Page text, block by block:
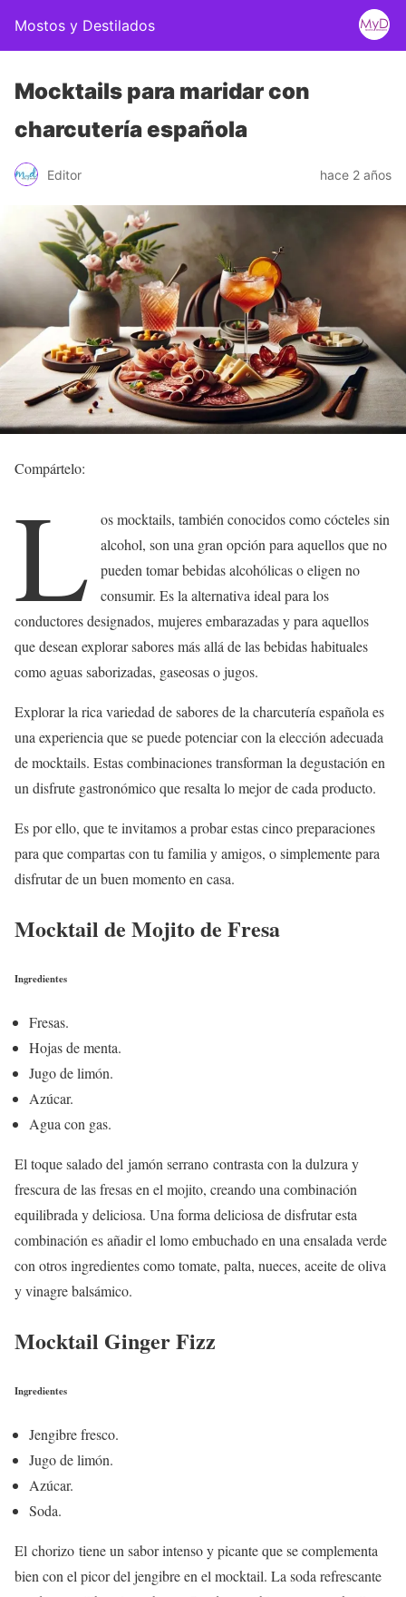
Mostos y Destilados
Mocktails para maridar con
charcutería española
Editor hace 2 años
Compártelo:
L
os mocktails, también conocidos como cócteles sin
alcohol, son una gran opción para aquellos que no
pueden tomar bebidas alcohólicas o eligen no
consumir. Es la alternativa ideal para los
conductores designados, mujeres embarazadas y para aquellos
que desean explorar sabores más allá de las bebidas habituales
como aguas saborizadas, gaseosas o jugos.
Explorar la rica variedad de sabores de la charcutería española es
una experiencia que se puede potenciar con la elección adecuada
de mocktails. Estas combinaciones transforman la degustación en
un disfrute gastronómico que resalta lo mejor de cada producto.
Es por ello, que te invitamos a probar estas cinco preparaciones
para que compartas con tu familia y amigos, o simplemente para
disfrutar de un buen momento en casa.
Mocktail de Mojito de Fresa
Ingredientes
Fresas.
Hojas de menta.
Jugo de limón.
Azúcar.
Agua con gas.
El toque salado del jamón serrano contrasta con la dulzura y
frescura de las fresas en el mojito, creando una combinación
equilibrada y deliciosa. Una forma deliciosa de disfrutar esta
combinación es añadir el lomo embuchado en una ensalada verde
con otros ingredientes como tomate, palta, nueces, aceite de oliva
y vinagre balsámico.
Mocktail Ginger Fizz
Ingredientes
Jengibre fresco.
Jugo de limón.
Azúcar.
Soda.
El chorizo tiene un sabor intenso y picante que se complementa
bien con el picor del jengibre en el mocktail. La soda refrescante